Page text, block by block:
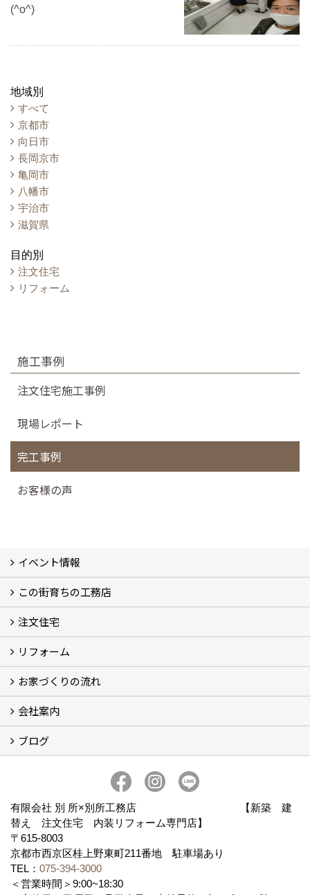
(^o^)
地域別
すべて
京都市
向日市
長岡京市
亀岡市
八幡市
宇治市
滋賀県
目的別
注文住宅
リフォーム
施工事例
注文住宅施工事例
現場レポート
完工事例
お客様の声
イベント情報
イベント予告
イベント報告
この街育ちの工務店
別所工務店の想い (2)
別所工務店の5つのこだわり 性能・構造・設計
家づくりで悩んでいませんか？
注文住宅
注文住宅施工事例
性能・構造・設計
現場レポート
リフォーム
リフォーム施工事例
現場レポート
お客様の声
お家づくりの流れ
お家づくりの流れ
京都の土地の探し方
会社案内
会社概要
アクセス
スタッフ紹介
スタッフブログ
ブログ
有限会社 別 所×別所工務店 【新築 建
替え 注文住宅 内装リフォーム専門店】
〒615-8003
京都市西京区桂上野東町211番地 駐車場あり
TEL： 075-394-3000
＜営業時間＞9:00~18:30